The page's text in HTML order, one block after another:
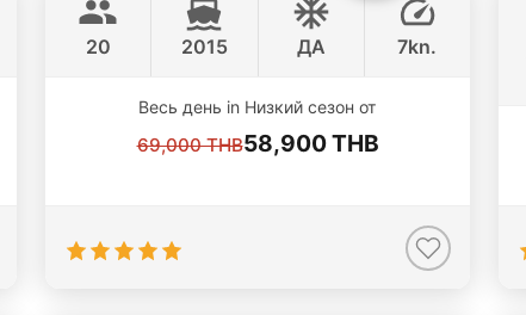
LAGOON 40FT
ONLINE AVAILABILITY
20 2015 ДА 7kn.
Весь день in Низкий сезон от
69,000 THB58,900 THB